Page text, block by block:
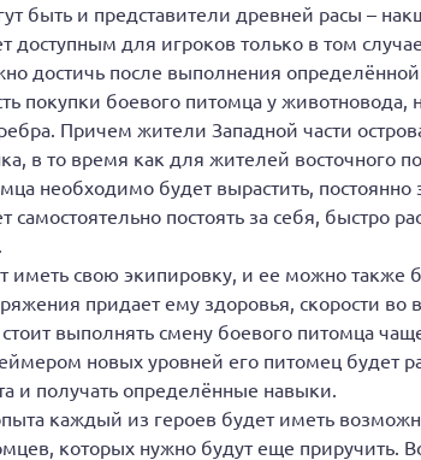
быть и представители древней расы –
доступным для игроков только в том
достичь после выполнения
покупки боевого питомца у животновода,
Причем жители Западной части
в то время как для жителей восточного
необходимо будет вырастить, постоянно
постоять за себя, быстро
иметь свою экипировку, и ее можно также
придает ему здоровья, скорости
выполнять смену боевого питомца
новых уровней его питомец будет
и получать определённые навыки.
каждый из героев будет иметь
которых нужно будут еще приручить.